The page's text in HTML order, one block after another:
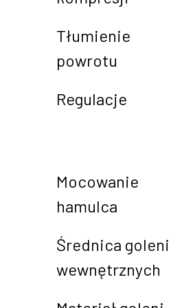
Tłumienie
powrotu
Regulacje
Mocowanie
hamulca
Średnica goleni
wewnętrznych